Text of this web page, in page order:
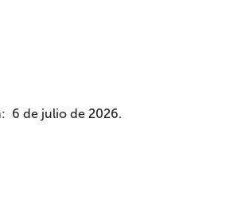
6 de julio de 2026.